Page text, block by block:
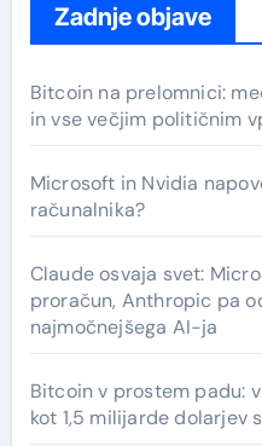
Zadnje objave
Bitcoin na prelomnici:
in vse večjim političnim
Microsoft in Nvidia
računalnika?
Claude osvaja svet:
proračun, Anthropic pa
najmočnejšega AI-ja
Bitcoin v prostem padu:
kot 1,5 milijarde dolarjev